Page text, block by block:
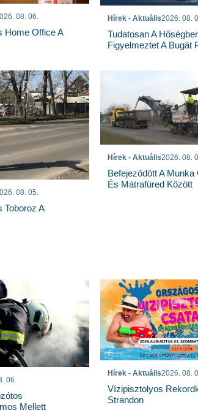
08. 06.
Home Office A
Hírek - Aktuális2026. 08.
Tudatosan A
Figyelmeztet A Bugát
08. 05.
Toboroz A
Hírek - Aktuális2026. 08.
Befejeződött A Munka
És Mátrafüred Között
06.
Mellett
Hírek - Aktuális2026. 08.
Vízipisztolyos
Strandon